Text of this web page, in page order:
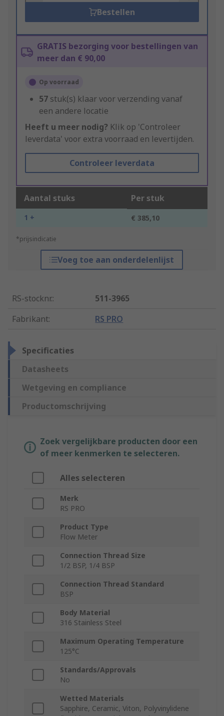
Bestellen
GRATIS bezorging voor bestellingen van
meer dan € 90,00
Op voorraad
57 stuk(s) klaar voor verzending vanaf
een andere locatie
Heeft u meer nodig? Klik op 'Controleer
leverdata' voor extra voorraad en levertijden.
Controleer leverdata
Aantal stuks Per stuk
1 + € 385,10
*prijsindicatie
Voeg toe aan onderdelenlijst
RS-stocknr.:
511-3965
Fabrikant: RS PRO
Specificaties
Datasheets
Wetgeving en compliance
Productomschrijving
Zoek vergelijkbare producten door een
of meer kenmerken te selecteren.
Alles selecteren
Merk
RS PRO
Product Type
Flow Meter
Connection Thread Size
1/2 BSP, 1/4 BSP
Connection Thread Standard
BSP
Body Material
316 Stainless Steel
Maximum Operating Temperature
125°C
Standards/Approvals
No
Wetted Materials
Sapphire, Ceramic, Viton, Polyvinylidene